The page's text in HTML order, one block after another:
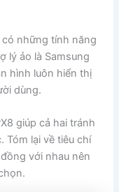
có những tính năng
lý ảo là Samsung
hình luôn hiển thị
dùng.
giúp cả hai tránh
Tóm lại về tiêu chí
với nhau nên